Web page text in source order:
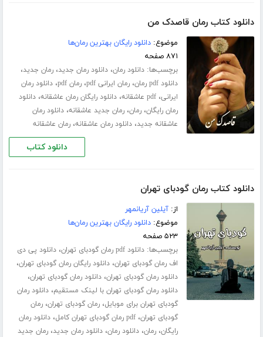
دانلود کتاب رمان قاصدک من
موضوع:دانلود رایگان بهترین رمان‌ها
۸۷۱ صفحه
برچسب‌ها:دانلود رمان،دانلود رمان جدید،رمان جدید،
دانلود pdf رمان ،رمان ایرانی pdf ،رمان pdf ،دانلود رمان
ایرانی،pdf عاشقانه ،دانلود رایگان رمان عاشقانه،دانلود
رمان رایگان،رمان،رمان جدید عاشقانه،دانلود رمان
عاشقانه جدید،دانلود رمان عاشقانه،رمان عاشقانه
دانلود کتاب
دانلود کتاب رمان گودبای تهران
از:آیلین آریانمهر
موضوع:دانلود رایگان بهترین رمان‌ها
۵۲۳ صفحه
برچسب‌ها:دانلود pdf رمان گودبای تهران ،دانلود پی دی
اف رمان گودبای تهران،دانلود رایگان رمان گودبای تهران،
دانلود رمان گودبای تهران،دانلود رمان گودبای تهران،
دانلود رمان گودبای تهران با لینک مستقیم،دانلود رمان
گودبای تهران برای موبایل،رمان گودبای تهران،رمان
گودبای تهران،pdf رمان گودبای تهران کامل ،دانلود رمان
رایگان،رمان،دانلود رمان،دانلود رمان جدید،رمان جدید